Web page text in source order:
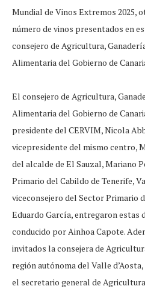
Mundial de Vinos Extremos 2025,
número de vinos presentados en
consejero de Agricultura,
Alimentaria del Gobierno de
El consejero de Agricultura,
Alimentaria del Gobierno de
presidente del CERVIM, Nicola
vicepresidente del mismo centro,
del alcalde de El Sauzal, Mariano
Primario del Cabildo de Tenerife,
viceconsejero del Sector Primario
Eduardo García, entregaron estas
conducido por Ainhoa Capote.
invitados la consejera de
región autónoma del Valle
el secretario general de